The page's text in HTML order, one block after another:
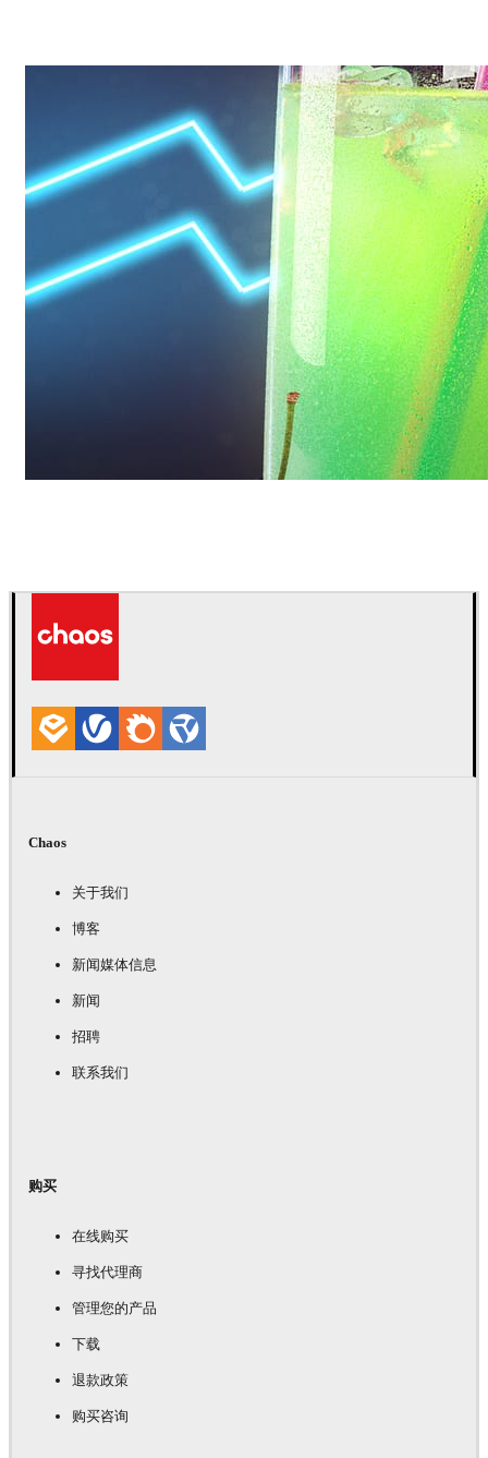
Chaos
关于我们
博客
新闻媒体信息
新闻
招聘
联系我们
购买
在线购买
寻找代理商
管理您的产品
下载
退款政策
购买咨询